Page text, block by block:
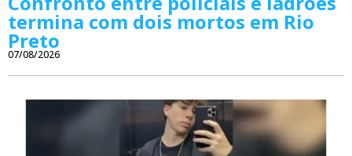
termina com dois mortos em Rio
Preto
07/08/2026